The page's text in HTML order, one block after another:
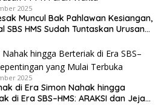
2025
Muncul Bak Pahlawan Kesiangan,
SBS HMS Sudah Tuntaskan Urusan
2025
di Era Simon Nahak hingga
di Era SBS–HMS: ARAKSI dan Jejak